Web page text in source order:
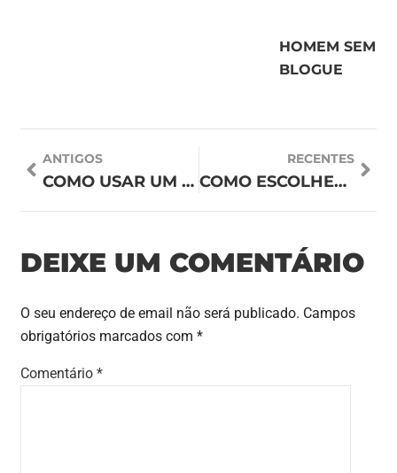
HOMEM SEM
BLOGUE
ANTIGOS
COMO USAR UM FATO
RECENTES
COMO ESCOLHER A CAMISA SOCIAL MASCULINA IDEAL
DEIXE UM COMENTÁRIO
O seu endereço de email não será publicado. Campos
obrigatórios marcados com *
Comentário *